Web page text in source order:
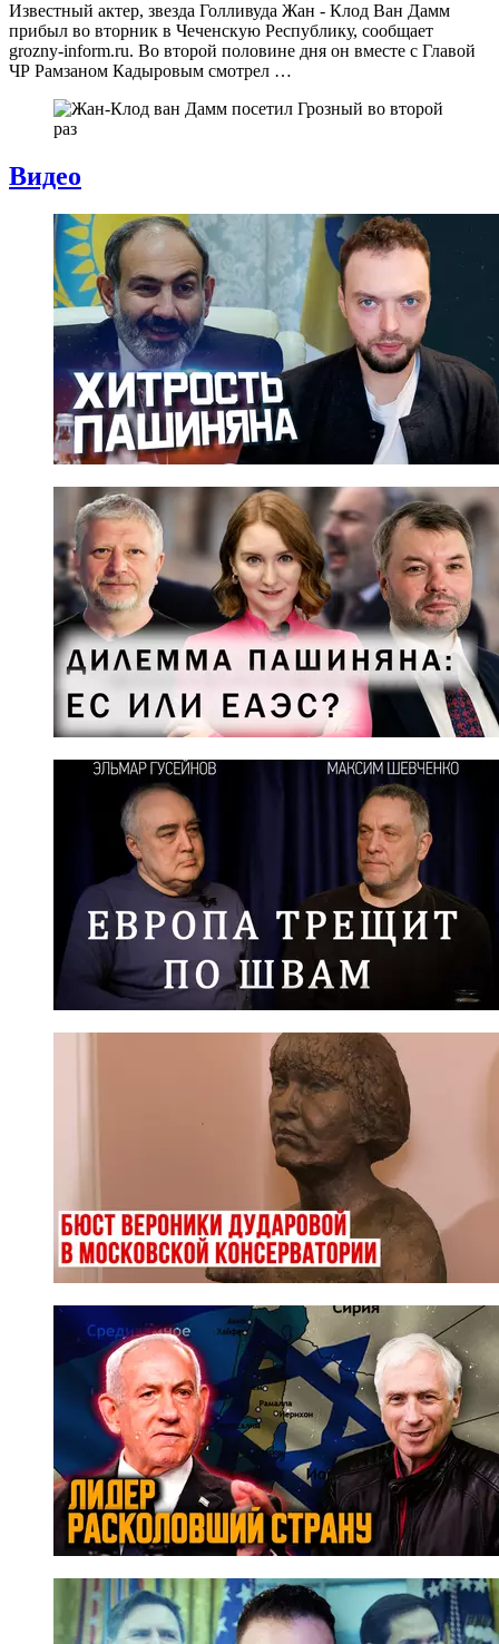
Известный актер, звезда Голливуда Жан - Клод Ван Дамм
прибыл во вторник в Чеченскую Республику, сообщает
grozny-inform.ru. Во второй половине дня он вместе с Главой
ЧР Рамзаном Кадыровым смотрел …
Видео